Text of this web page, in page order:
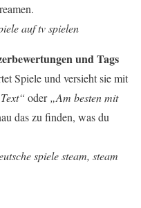
auf tv spielen
und Tags
Spiele und versieht sie mit
oder„Am besten mit
das zu finden, was du
spiele steam, steam